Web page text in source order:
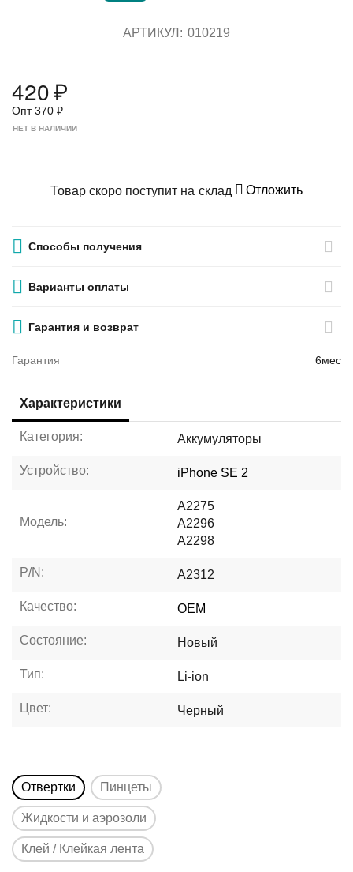
АРТИКУЛ: 010219
420₽
Опт370 ₽
НЕТ В НАЛИЧИИ
Товар скоро поступит на склад Отложить
Способы получения
Варианты оплаты
Гарантия и возврат
Гарантия 6мес
Характеристики
Категория: Аккумуляторы
Устройство: iPhone SE 2
Модель:
A2275
A2296
A2298
P/N: A2312
Качество: OEM
Состояние: Новый
Тип: Li-ion
Цвет: Черный
Отвертки Пинцеты
Жидкости и аэрозоли
Клей / Клейкая лента